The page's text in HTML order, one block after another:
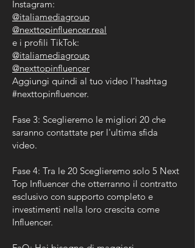
Instagram:
@italiamediagroup
@nexttopinfluencer.real
e i profili TikTok:
@italiamediagroup
@nexttopinfluencer
Aggiungi quindi al tuo video l'hashtag
#nexttopinfluencer.
Fase 3: Sceglieremo le migliori 20 che
saranno contattate per l'ultima sfida
video.
Fase 4: Tra le 20 Sceglieremo solo 5 Next
Top Influencer che otterranno il contratto
esclusivo con supporto completo e
investimenti nella loro crescita come
Influencer.